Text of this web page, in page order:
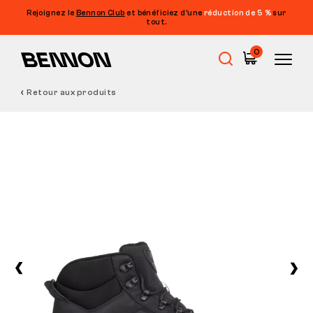
Rejoignez le Bennon Club et bénéficiez d’une réduction de 5 %sur
tout.
0
Outdoor
Chaussures de loisirs
Retour aux produits